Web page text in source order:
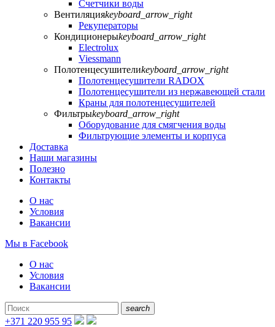
Счетчики воды
Вентиляцияkeyboard_arrow_right
Рекуператоры
Кондиционерыkeyboard_arrow_right
Electrolux
Viessmann
Полотенцесушителиkeyboard_arrow_right
Полотенцесушители RADOX
Полотенцесушители из нержавеющей стали
Краны для полотенцесушителей
Фильтрыkeyboard_arrow_right
Оборудование для смягчения воды
Фильтрующие элементы и корпуса
Доставка
Наши магазины
Полезно
Контакты
О нас
Условия
Вакансии
Мы в Facebook
О нас
Условия
Вакансии
search
+371 220 955 95